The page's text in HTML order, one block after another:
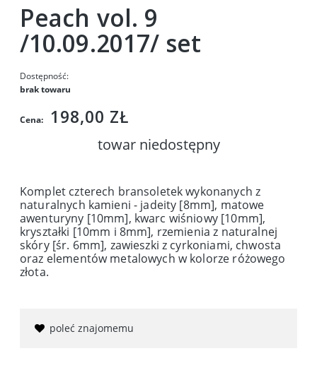
Peach vol. 9
/10.09.2017/ set
Dostępność:
brak towaru
Cena: 198,00 ZŁ
towar niedostępny
Komplet czterech bransoletek wykonanych z
naturalnych kamieni - jadeity [8mm], matowe
awenturyny [10mm], kwarc wiśniowy [10mm],
kryształki [10mm i 8mm], rzemienia z naturalnej
skóry [śr. 6mm], zawieszki z cyrkoniami, chwosta
oraz elementów metalowych w kolorze różowego
złota.
poleć znajomemu